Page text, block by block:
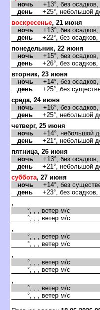
ночь +13°, без осадков,
день +25°, небольшой
оскресенье, 21 июня
ночь +13°, без осадков,
день +22°, без осадков,
понедельник, 22 июня
ночь +15°, без осадков,
день +26°, без осадков,
торник, 23 июня
ночь +14°, без осадков,
день +25°, без
среда, 24 июня
ночь +16°, без осадков,
день +25°, небольшой
четверг, 25 июня
ночь +14°, небольшой
день +21°, небольшой
пятница, 26 июня
ночь +13°, без осадков,
день +21°, небольшой
суббота, 27 июня
ночь +14°, без
день +23°, без осадков,
,
°, , , ветер м/с
°, , , ветер м/с
,
°, , , ветер м/с
°, , , ветер м/с
,
°, , , ветер м/с
°, , , ветер м/с
,
°, , , ветер м/с
°, , , ветер м/с